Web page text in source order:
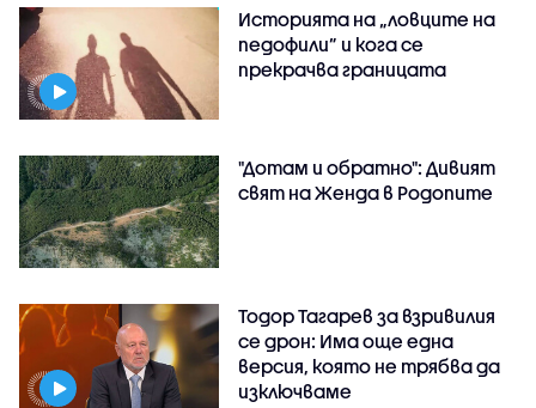
Историята на „ловците на
педофили” и кога се
прекрачва границата
"Дотам и обратно": Дивият
свят на Женда в Родопите
Тодор Тагарев за взривилия
се дрон: Има още една
версия, която не трябва да
изключваме